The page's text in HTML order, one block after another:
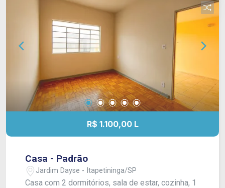
R$ 1.100,00 L
Casa - Padrão
Jardim Dayse - Itapetininga/SP
Casa com 2 dormitórios, sala de estar, cozinha, 1